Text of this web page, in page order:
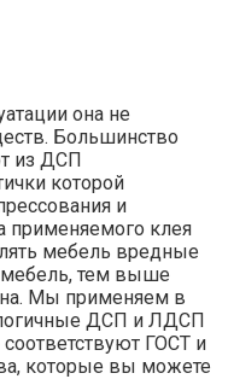
она не
Большинство
из ДСП
которой
и
применяемого клея
мебель вредные
тем выше
Мы применяем в
ДСП и ЛДСП
ГОСТ и
которые вы можете